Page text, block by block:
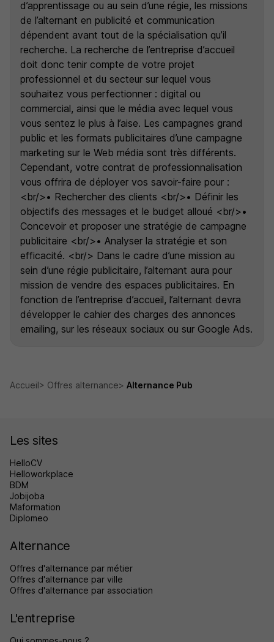
d’apprentissage ou au sein d’une régie, les missions
de l’alternant en publicité et communication
dépendent avant tout de la spécialisation qu’il
recherche. La recherche de l’entreprise d’accueil
doit donc tenir compte de votre projet
professionnel et du secteur sur lequel vous
souhaitez vous perfectionner : digital ou
commercial, ainsi que le média avec lequel vous
vous sentez le plus à l’aise. Les campagnes grand
public et les formats publicitaires d’une campagne
marketing sur le Web média sont très différents.
Cependant, votre contrat de professionnalisation
vous offrira de déployer vos savoir-faire pour :
<br/>• Rechercher des clients <br/>• Définir les
objectifs des messages et le budget alloué <br/>•
Concevoir et proposer une stratégie de campagne
publicitaire <br/>• Analyser la stratégie et son
efficacité. <br/> Dans le cadre d’une mission au
sein d’une régie publicitaire, l’alternant aura pour
mission de vendre des espaces publicitaires. En
fonction de l’entreprise d’accueil, l’alternant devra
développer le cahier des charges des annonces
emailing, sur les réseaux sociaux ou sur Google Ads.
Accueil Offres alternance Alternance Pub
Les sites
HelloCV
Helloworkplace
BDM
Jobijoba
Maformation
Diplomeo
Alternance
Offres d'alternance par métier
Offres d'alternance par ville
Offres d'alternance par association
L'entreprise